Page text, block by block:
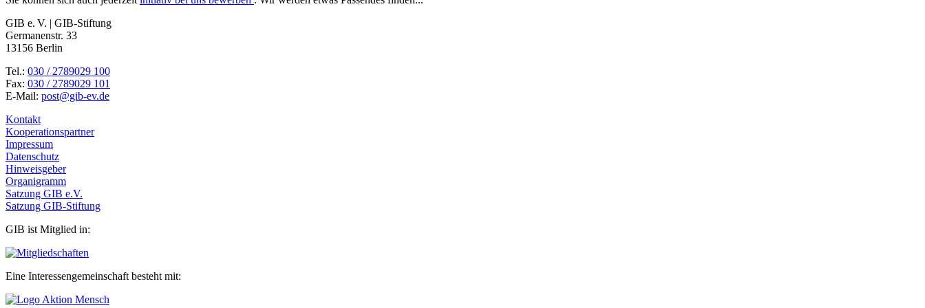
GIB e. V. | GIB-Stiftung
Germanenstr. 33
13156 Berlin
Tel.: 030 / 2789029 100
Fax: 030 / 2789029 101
E-Mail: post@gib-ev.de
Kontakt
Kooperationspartner
Impressum
Datenschutz
Hinweisgeber
Organigramm
Satzung GIB e.V.
Satzung GIB-Stiftung
GIB ist Mitglied in:
Eine Interessengemeinschaft besteht mit: